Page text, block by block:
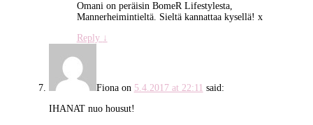
Omani on peräisin BomeR Lifestylesta,
Mannerheimintieltä. Sieltä kannattaa kysellä! x
Reply ↓
Fionaon 5.4.2017 at 22:11 said:
IHANAT nuo housut!